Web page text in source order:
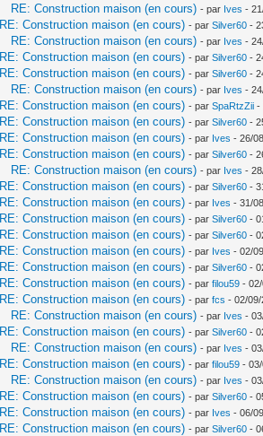
RE: Construction maison (en cours) - par Ives -
RE: Construction maison (en cours) - parSilver60 -
RE: Construction maison (en cours) - par Ives -
RE: Construction maison (en cours) - parSilver60 -
RE: Construction maison (en cours) - parSilver60 -
RE: Construction maison (en cours) - par Ives -
RE: Construction maison (en cours) - parSpaRtzZii -
RE: Construction maison (en cours) - parSilver60 -
RE: Construction maison (en cours) - par Ives - 26/
RE: Construction maison (en cours) - parSilver60 -
RE: Construction maison (en cours) - par Ives -
RE: Construction maison (en cours) - parSilver60 -
RE: Construction maison (en cours) - par Ives - 31/
RE: Construction maison (en cours) - parSilver60 -
RE: Construction maison (en cours) - parSilver60 -
RE: Construction maison (en cours) - par Ives - 02/
RE: Construction maison (en cours) - parSilver60 -
RE: Construction maison (en cours) - parfilou59 -
RE: Construction maison (en cours) - parfcs - 02/
RE: Construction maison (en cours) - par Ives -
RE: Construction maison (en cours) - parSilver60 -
RE: Construction maison (en cours) - par Ives -
RE: Construction maison (en cours) - parfilou59 -
RE: Construction maison (en cours) - par Ives -
RE: Construction maison (en cours) - parSilver60 -
RE: Construction maison (en cours) - par Ives - 06/
RE: Construction maison (en cours) - parSilver60 -